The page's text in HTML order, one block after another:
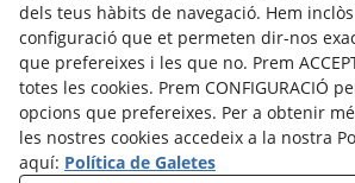
@petits_de_poble
Pagaments
dels teus hàbits de navegació. Hem
configuració que et permeten dir-nos
que prefereixes i les que no. Prem
totes les cookies. Prem CONFIGURACIÓ
opcions que prefereixes. Per a obtenir
les nostres cookies accedeix a la nostra
aquí: Política de Galetes